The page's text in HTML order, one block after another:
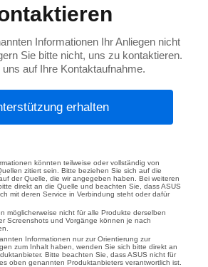
Informationen Ihr Anliegen nicht
Sie bitte nicht, uns zu kontaktieren.
auf Ihre Kontaktaufnahme.
erhalten
könnten teilweise oder vollständig von
zitiert sein. Bitte beziehen Sie sich auf die
der Quelle, die wir angegeben haben. Bei weiteren
direkt an die Quelle und beachten Sie, dass ASUS
mit deren Service in Verbindung steht oder dafür
möglicherweise nicht für alle Produkte derselben
Screenshots und Vorgänge können je nach
Informationen nur zur Orientierung zur
zum Inhalt haben, wenden Sie sich bitte direkt an
Bitte beachten Sie, dass ASUS nicht für
oben genannten Produktanbieters verantwortlich ist.